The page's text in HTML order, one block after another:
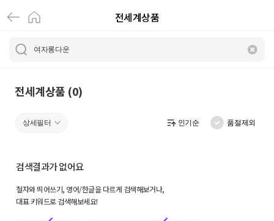
전
세
상
로
켓
전세계상품
전세계상품 (0)
상세필터 인기순 품절제외
검색결과가 없어요
철자와 띄어쓰기, 영어/한글을 다르게 검색해보거나,
대표 키워드로 검색해보세요!